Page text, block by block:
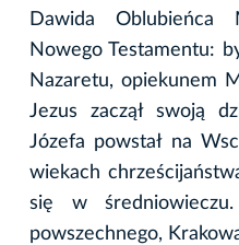
Dawida
Nowego Testamentu:
Nazaretu, opiekunem
Jezus zaczął swoją
Józefa powstał na
wiekach
się w
powszechnego,